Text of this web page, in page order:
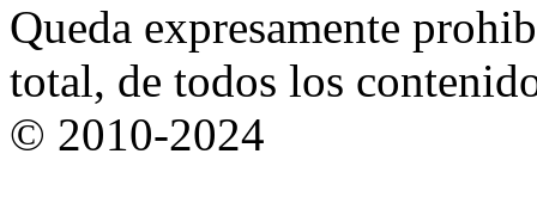
Queda expresamente
total, de todos los
© 2010-2024